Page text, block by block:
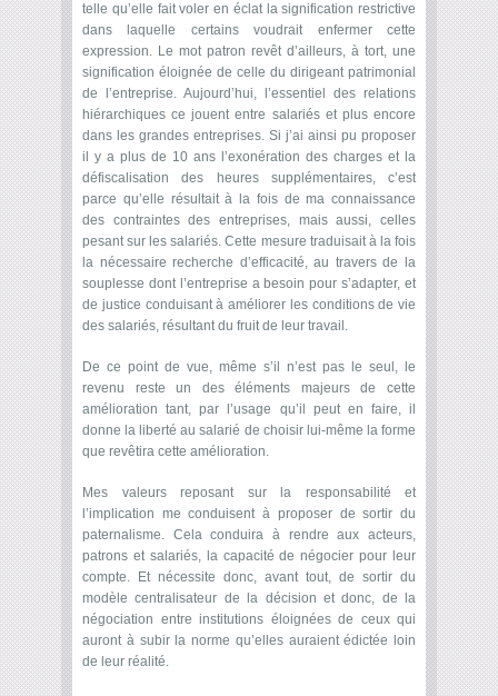
telle qu’elle fait voler en éclat la signification restrictive
dans laquelle certains voudrait enfermer cette
expression. Le mot patron revêt d’ailleurs, à tort, une
signification éloignée de celle du dirigeant patrimonial
de l’entreprise. Aujourd’hui, l’essentiel des relations
hiérarchiques ce jouent entre salariés et plus encore
dans les grandes entreprises. Si j’ai ainsi pu proposer
il y a plus de 10 ans l’exonération des charges et la
défiscalisation des heures supplémentaires, c’est
parce qu’elle résultait à la fois de ma connaissance
des contraintes des entreprises, mais aussi, celles
pesant sur les salariés. Cette mesure traduisait à la fois
la nécessaire recherche d’efficacité, au travers de la
souplesse dont l’entreprise a besoin pour s’adapter, et
de justice conduisant à améliorer les conditions de vie
des salariés, résultant du fruit de leur travail.
De ce point de vue, même s’il n’est pas le seul, le
revenu reste un des éléments majeurs de cette
amélioration tant, par l’usage qu’il peut en faire, il
donne la liberté au salarié de choisir lui-même la forme
que revêtira cette amélioration.
Mes valeurs reposant sur la responsabilité et
l’implication me conduisent à proposer de sortir du
paternalisme. Cela conduira à rendre aux acteurs,
patrons et salariés, la capacité de négocier pour leur
compte. Et nécessite donc, avant tout, de sortir du
modèle centralisateur de la décision et donc, de la
négociation entre institutions éloignées de ceux qui
auront à subir la norme qu’elles auraient édictée loin
de leur réalité.